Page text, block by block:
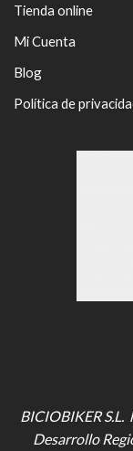
Tienda online
Mi Cuenta
Blog
Política de
BICIOBIKER
Desarrollo